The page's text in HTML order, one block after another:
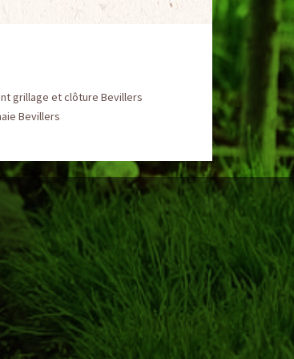
grillage et clôture Bevillers
Bevillers